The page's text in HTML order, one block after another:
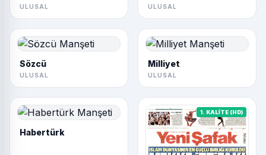
Sözcü
ULUSAL
Milliyet
ULUSAL
Habertürk